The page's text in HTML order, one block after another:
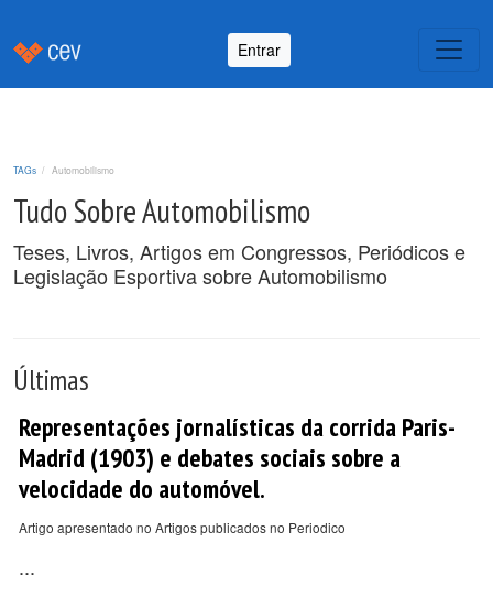
Entrar
TAGs Automobilismo
Tudo Sobre Automobilismo
Teses, Livros, Artigos em Congressos, Periódicos e
Legislação Esportiva sobre Automobilismo
Últimas
Representações jornalísticas da corrida Paris-
Madrid (1903) e debates sociais sobre a
velocidade do automóvel.
Artigo apresentado no Artigos publicados no Periodico
...